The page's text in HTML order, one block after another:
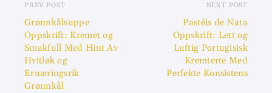
PREV POST
Grønnkålsuppe
Oppskrift: Kremet og
Smakfull Med Hint Av
Hvitløk og
Ernæringsrik
Grønnkål
NEXT POST
Pastéis de Nata
Oppskrift: Lett og
Luftig Portugisisk
Kremterte Med
Perfekte Konsistens